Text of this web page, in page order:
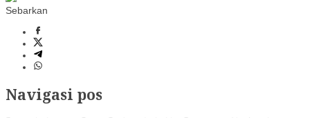
Sebarkan
Navigasi pos